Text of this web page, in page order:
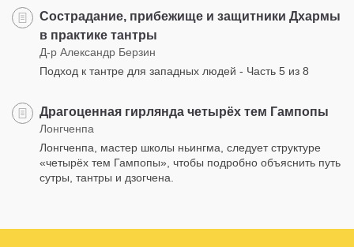
Сострадание, прибежище и защитники Дхармы
в практике тантры
Д-р Александр Берзин
Подход к тантре для западных людей - Часть 5 из 8
Драгоценная гирлянда четырёх тем Гампопы
Лонгченпа
Лонгченпа, мастер школы ньингма, следует структуре
«четырёх тем Гампопы», чтобы подробно объяснить путь
сутры, тантры и дзогчена.